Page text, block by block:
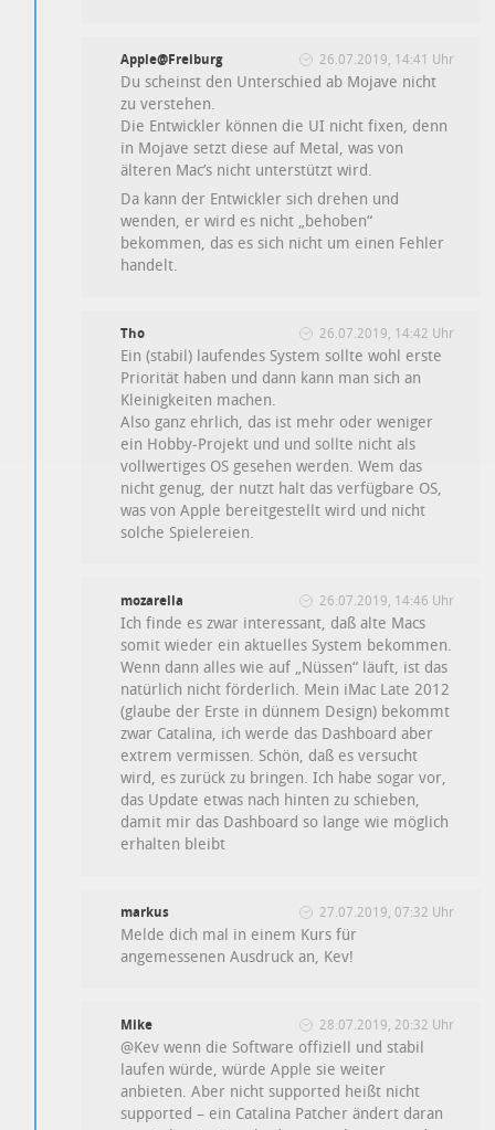
Apple@Freiburg 26.07.2019, 14:41 Uhr
Du scheinst den Unterschied ab Mojave nicht
zu verstehen.
Die Entwickler können die UI nicht fixen, denn
in Mojave setzt diese auf Metal, was von
älteren Mac’s nicht unterstützt wird.
Da kann der Entwickler sich drehen und
wenden, er wird es nicht „behoben“
bekommen, das es sich nicht um einen Fehler
handelt.
Tho 26.07.2019, 14:42 Uhr
Ein (stabil) laufendes System sollte wohl erste
Priorität haben und dann kann man sich an
Kleinigkeiten machen.
Also ganz ehrlich, das ist mehr oder weniger
ein Hobby-Projekt und und sollte nicht als
vollwertiges OS gesehen werden. Wem das
nicht genug, der nutzt halt das verfügbare OS,
was von Apple bereitgestellt wird und nicht
solche Spielereien.
mozarella 26.07.2019, 14:46 Uhr
Ich finde es zwar interessant, daß alte Macs
somit wieder ein aktuelles System bekommen.
Wenn dann alles wie auf „Nüssen“ läuft, ist das
natürlich nicht förderlich. Mein iMac Late 2012
(glaube der Erste in dünnem Design) bekommt
zwar Catalina, ich werde das Dashboard aber
extrem vermissen. Schön, daß es versucht
wird, es zurück zu bringen. Ich habe sogar vor,
das Update etwas nach hinten zu schieben,
damit mir das Dashboard so lange wie möglich
erhalten bleibt
markus 27.07.2019, 07:32 Uhr
Melde dich mal in einem Kurs für
angemessenen Ausdruck an, Kev!
Mike 28.07.2019, 20:32 Uhr
@Kev wenn die Software offiziell und stabil
laufen würde, würde Apple sie weiter
anbieten. Aber nicht supported heißt nicht
supported – ein Catalina Patcher ändert daran